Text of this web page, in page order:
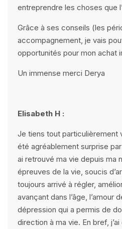
entreprendre les choses que
Grâce à ses conseils (les
accompagnement, je vais
opportunités pour mon achat
Un immense merci Derya
Elisabeth H :
Je tiens tout particulièrement
été agréablement surprise
ai retrouvé ma vie depuis ma
épreuves de la vie, soucis
toujours arrivé à régler,
avançant dans l’âge, l’amour
dépression qui a permis de
direction à ma vie. En bref,